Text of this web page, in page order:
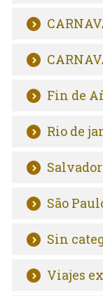
Fin de
Rio de
São
Sin
Viajes